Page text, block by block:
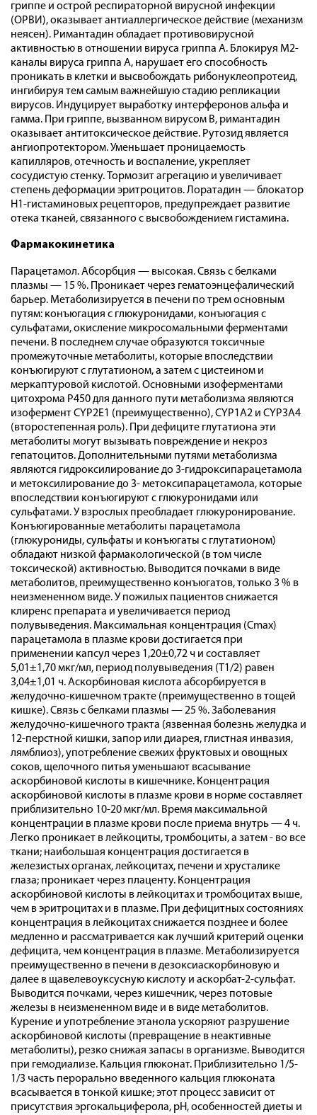
гриппе и острой респираторной вирусной инфекции
(ОРВИ), оказывает антиаллергическое действие (механизм
неясен). Римантадин обладает противовирусной
активностью в отношении вируса гриппа А. Блокируя М2-
каналы вируса гриппа А, нарушает его способность
проникать в клетки и высвобождать рибонуклеопротеид,
ингибируя тем самым важнейшую стадию репликации
вирусов. Индуцирует выработку интерферонов альфа и
гамма. При гриппе, вызванном вирусом В, римантадин
оказывает антитоксическое действие. Рутозид является
ангиопротектором. Уменьшает проницаемость
капилляров, отечность и воспаление, укрепляет
сосудистую стенку. Тормозит агрегацию и увеличивает
степень деформации эритроцитов. Лоратадин — блокатор
Н1-гистаминовых рецепторов, предупреждает развитие
отека тканей, связанного с высвобождением гистамина.
Фармакокинетика
Парацетамол. Абсорбция — высокая. Связь с белками
плазмы — 15 %. Проникает через гематоэнцефалический
барьер. Метаболизируется в печени по трем основным
путям: конъюгация с глюкуронидами, конъюгация с
сульфатами, окисление микросомальными ферментами
печени. В последнем случае образуются токсичные
промежуточные метаболиты, которые впоследствии
конъюгируют с глутатионом, а затем с цистеином и
меркаптуровой кислотой. Основными изоферментами
цитохрома Р450 для данного пути метаболизма являются
изофермент CYP2E1 (преимущественно), CYP1A2 и CYP3A4
(второстепенная роль). При дефиците глутатиона эти
метаболиты могут вызывать повреждение и некроз
гепатоцитов. Дополнительными путями метаболизма
являются гидроксилирование до 3-гидроксипарацетамола
и метоксилирование до 3- метоксипарацетамола, которые
впоследствии конъюгируют с глюкуронидами или
сульфатами. У взрослых преобладает глюкуронирование.
Конъюгированные метаболиты парацетамола
(глюкурониды, сульфаты и конъюгаты с глутатионом)
обладают низкой фармакологической (в том числе
токсической) активностью. Выводится почками в виде
метаболитов, преимущественно конъюгатов, только 3 % в
неизмененном виде. У пожилых пациентов снижается
клиренс препарата и увеличивается период
полувыведения. Максимальная концентрация (Cmax)
парацетамола в плазме крови достигается при
применении капсул через 1,20±0,72 ч и составляет
5,01±1,70 мкг/мл, период полувыведения (T1/2) равен
3,04±1,01 ч. Аскорбиновая кислота абсорбируется в
желудочно-кишечном тракте (преимущественно в тощей
кишке). Связь с белками плазмы — 25 %. Заболевания
желудочно-кишечного тракта (язвенная болезнь желудка и
12-перстной кишки, запор или диарея, глистная инвазия,
лямблиоз), употребление свежих фруктовых и овощных
соков, щелочного питья уменьшают всасывание
аскорбиновой кислоты в кишечнике. Концентрация
аскорбиновой кислоты в плазме крови в норме составляет
приблизительно 10-20 мкг/мл. Время максимальной
концентрации в плазме крови после приема внутрь — 4 ч.
Легко проникает в лейкоциты, тромбоциты, а затем - во все
ткани; наибольшая концентрация достигается в
железистых органах, лейкоцитах, печени и хрусталике
глаза; проникает через плаценту. Концентрация
аскорбиновой кислоты в лейкоцитах и тромбоцитах выше,
чем в эритроцитах и в плазме. При дефицитных состояниях
концентрация в лейкоцитах снижается позднее и более
медленно и рассматривается как лучший критерий оценки
дефицита, чем концентрация в плазме. Метаболизируется
преимущественно в печени в дезоксиаскорбиновую и
далее в щавелевоуксусную кислоту и аскорбат-2-сульфат.
Выводится почками, через кишечник, через потовые
железы в неизмененном виде и в виде метаболитов.
Курение и употребление этанола ускоряют разрушение
аскорбиновой кислоты (превращение в неактивные
метаболиты), резко снижая запасы в организме. Выводится
при гемодиализе. Кальция глюконат. Приблизительно 1/5-
1/3 часть перорально введенного кальция глюконата
всасывается в тонкой кишке; этот процесс зависит от
присутствия эргокальциферола, рН, особенностей диеты и